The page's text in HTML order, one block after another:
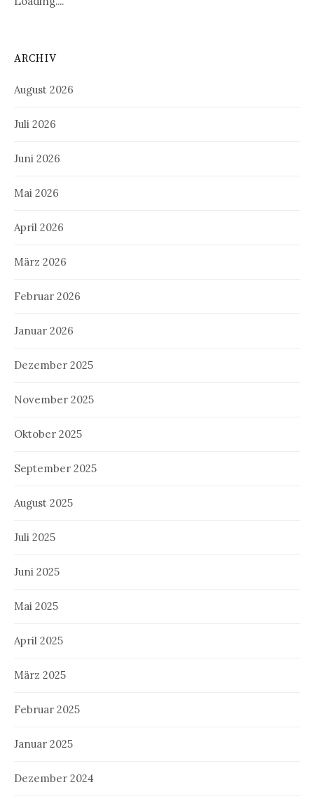
ARCHIV
August 2026
Juli 2026
Juni 2026
Mai 2026
April 2026
März 2026
Februar 2026
Januar 2026
Dezember 2025
November 2025
Oktober 2025
September 2025
August 2025
Juli 2025
Juni 2025
Mai 2025
April 2025
März 2025
Februar 2025
Januar 2025
Dezember 2024